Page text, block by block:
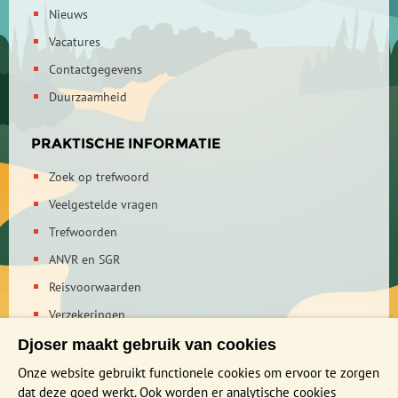
Russische horloges, keramiek, typisch Vietnamese
rijsthoeden, houtsnijwerk, Chinese geborduurde kleden en
zijde. Je kunt het zo gek niet bedenken of het is er te koop!
Waarschijnlijk beheers je de kunst van het afdingen na drie
weken tot in de details, want overal geldt dat je wel eerst
moet afdingen voordat je tot koop overgaat.
Nieuws
Vacatures
Contactgegevens
Duurzaamheid
PRAKTISCHE INFORMATIE
Zoek op trefwoord
Veelgestelde vragen
Trefwoorden
ANVR en SGR
Reisvoorwaarden
Verzekeringen
Reis en boek met Djoser zekerheid
Privacy verklaring
Djoser maakt gebruik van cookies
Onze website gebruikt functionele cookies om ervoor te zorgen
dat deze goed werkt. Ook worden er analytische cookies